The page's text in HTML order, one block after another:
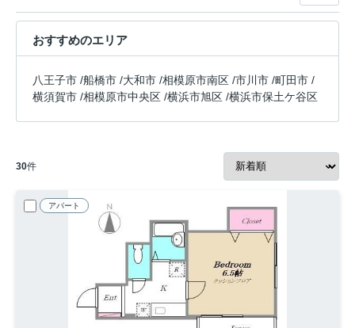
おすすめのエリア
八王子市 /船橋市 /大和市 /相模原市南区 /市川市 /町田市 /
横須賀市 /相模原市中央区 /横浜市旭区 /横浜市保土ケ谷区
30件
アパート